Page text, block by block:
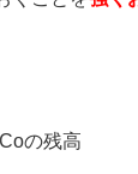
の残高